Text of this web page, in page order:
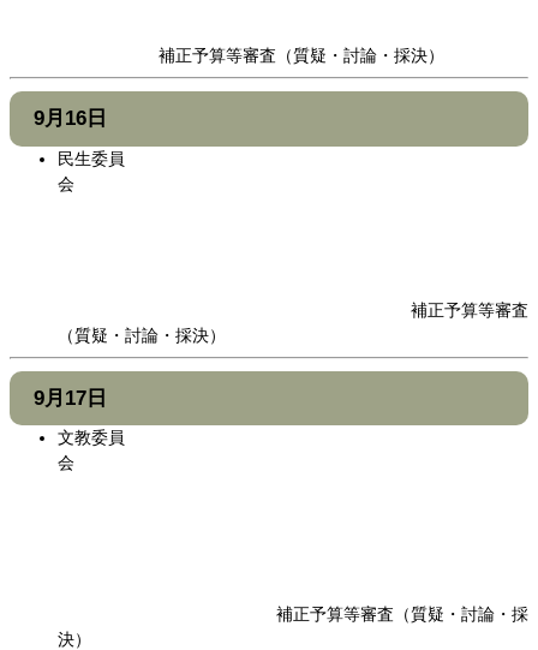
補正予算等審査（質疑・討論・採決）
9月16日
民生委員
会
補正予算等審査
（質疑・討論・採決）
9月17日
文教委員
会
補正予算等審査（質疑・討論・採
決）